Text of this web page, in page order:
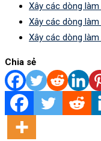
Xây các dòng
Xây các dòng
Xây các dòng
Chia sẻ